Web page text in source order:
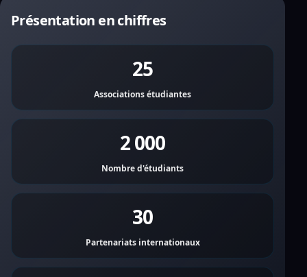
Présentation en chiffres
25
Associations étudiantes
2 000
Nombre d'étudiants
30
Partenariats internationaux